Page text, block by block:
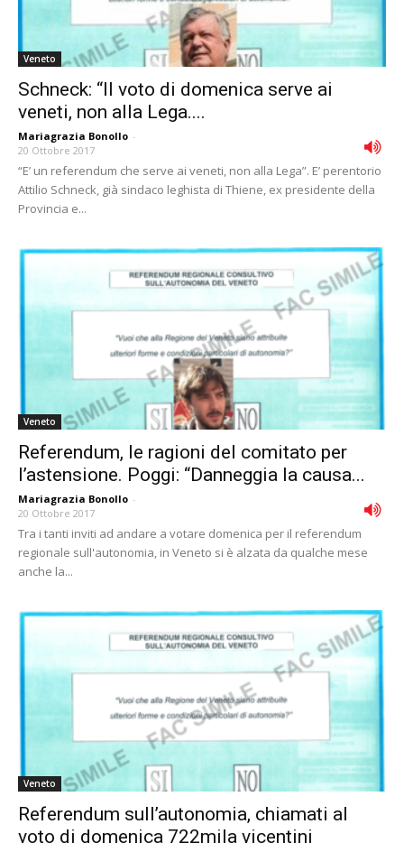
Veneto
Schneck: “Il voto di domenica serve ai
veneti, non alla Lega....
Mariagrazia Bonollo -
20 Ottobre 2017
“E’ un referendum che serve ai veneti, non alla Lega”. E’ perentorio
Attilio Schneck, già sindaco leghista di Thiene, ex presidente della
Provincia e...
Veneto
Referendum, le ragioni del comitato per
l’astensione. Poggi: “Danneggia la causa...
Mariagrazia Bonollo -
20 Ottobre 2017
Tra i tanti inviti ad andare a votare domenica per il referendum
regionale sull'autonomia, in Veneto si è alzata da qualche mese
anche la...
Veneto
Referendum sull’autonomia, chiamati al
voto di domenica 722mila vicentini